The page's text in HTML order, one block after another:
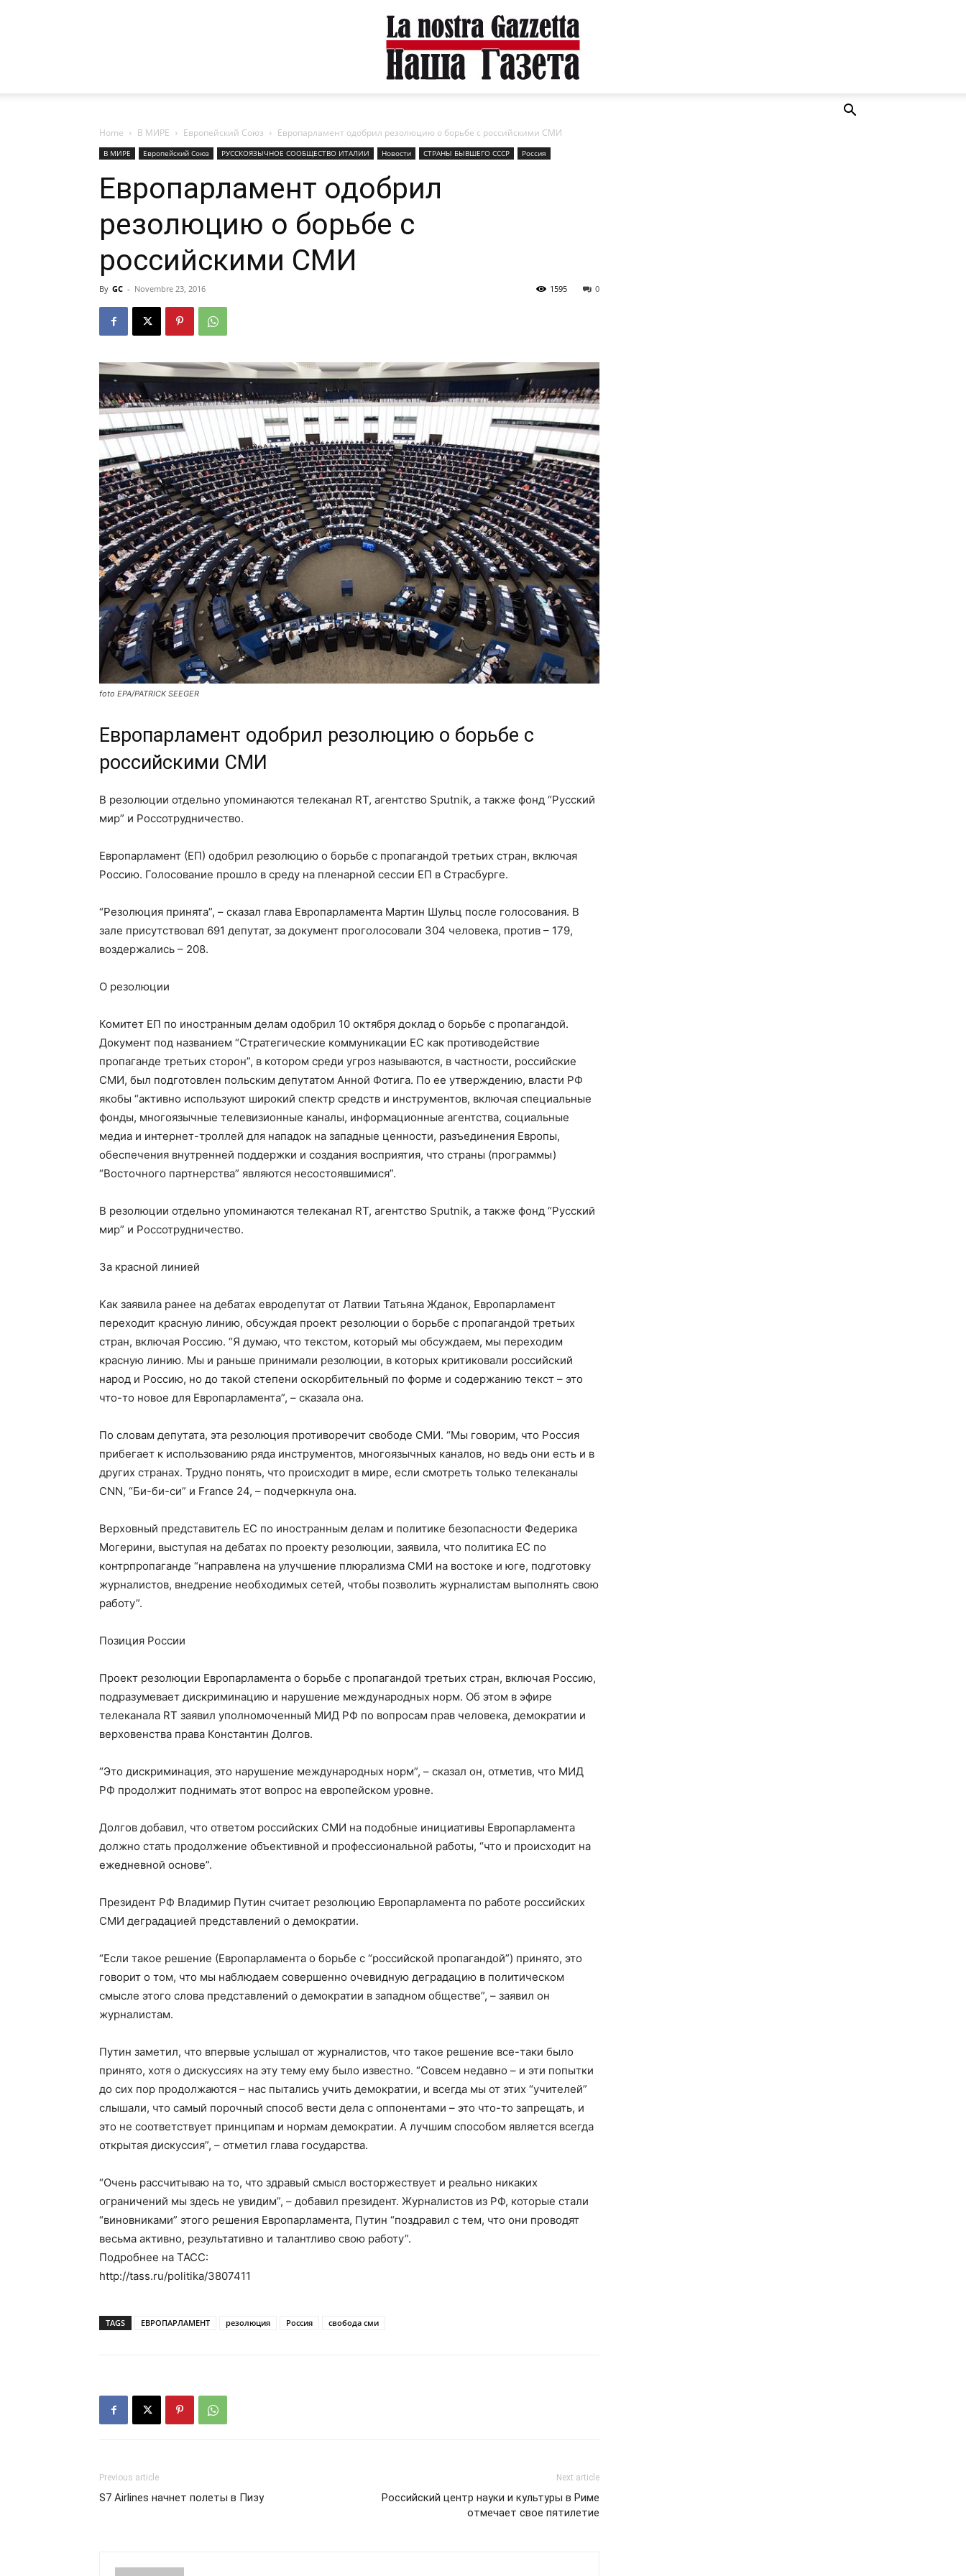
Home В МИРЕ Европейский Союз Европарламент одобрил резолюцию о борьбе с российскими СМИ
В МИРЕ Европейский Союз РУССКОЯЗЫЧНОЕ CООБЩЕСТВО ИТАЛИИ Новости СТРАНЫ БЫВШЕГО СССР Россия
Европарламент одобрил
резолюцию о борьбе с
российскими СМИ
By GC - Novembre 23, 2016 0
1595
foto EPA/PATRICK SEEGER
Европарламент одобрил резолюцию о борьбе с
российскими СМИ
В резолюции отдельно упоминаются телеканал RT, агентство Sputnik, а также фонд “Русский
мир” и Россотрудничество.
Европарламент (ЕП) одобрил резолюцию о борьбе с пропагандой третьих стран, включая
Россию. Голосование прошло в среду на пленарной сессии ЕП в Страсбурге.
“Резолюция принята”, – сказал глава Европарламента Мартин Шульц после голосования. В
зале присутствовал 691 депутат, за документ проголосовали 304 человека, против – 179,
воздержались – 208.
О резолюции
Комитет ЕП по иностранным делам одобрил 10 октября доклад о борьбе с пропагандой.
Документ под названием “Стратегические коммуникации ЕС как противодействие
пропаганде третьих сторон”, в котором среди угроз называются, в частности, российские
СМИ, был подготовлен польским депутатом Анной Фотига. По ее утверждению, власти РФ
якобы “активно используют широкий спектр средств и инструментов, включая специальные
фонды, многоязычные телевизионные каналы, информационные агентства, социальные
медиа и интернет-троллей для нападок на западные ценности, разъединения Европы,
обеспечения внутренней поддержки и создания восприятия, что страны (программы)
“Восточного партнерства” являются несостоявшимися”.
В резолюции отдельно упоминаются телеканал RT, агентство Sputnik, а также фонд “Русский
мир” и Россотрудничество.
За красной линией
Как заявила ранее на дебатах евродепутат от Латвии Татьяна Жданок, Европарламент
переходит красную линию, обсуждая проект резолюции о борьбе с пропагандой третьих
стран, включая Россию. “Я думаю, что текстом, который мы обсуждаем, мы переходим
красную линию. Мы и раньше принимали резолюции, в которых критиковали российский
народ и Россию, но до такой степени оскорбительный по форме и содержанию текст – это
что-то новое для Европарламента”, – сказала она.
По словам депутата, эта резолюция противоречит свободе СМИ. “Мы говорим, что Россия
прибегает к использованию ряда инструментов, многоязычных каналов, но ведь они есть и в
других странах. Трудно понять, что происходит в мире, если смотреть только телеканалы
CNN, “Би-би-си” и France 24, – подчеркнула она.
Верховный представитель ЕС по иностранным делам и политике безопасности Федерика
Могерини, выступая на дебатах по проекту резолюции, заявила, что политика ЕС по
контрпропаганде “направлена на улучшение плюрализма СМИ на востоке и юге, подготовку
журналистов, внедрение необходимых сетей, чтобы позволить журналистам выполнять свою
работу”.
Позиция России
Проект резолюции Европарламента о борьбе с пропагандой третьих стран, включая Россию,
подразумевает дискриминацию и нарушение международных норм. Об этом в эфире
телеканала RT заявил уполномоченный МИД РФ по вопросам прав человека, демократии и
верховенства права Константин Долгов.
“Это дискриминация, это нарушение международных норм”, – сказал он, отметив, что МИД
РФ продолжит поднимать этот вопрос на европейском уровне.
Долгов добавил, что ответом российских СМИ на подобные инициативы Европарламента
должно стать продолжение объективной и профессиональной работы, “что и происходит на
ежедневной основе”.
Президент РФ Владимир Путин считает резолюцию Европарламента по работе российских
СМИ деградацией представлений о демократии.
“Если такое решение (Европарламента о борьбе с “российской пропагандой”) принято, это
говорит о том, что мы наблюдаем совершенно очевидную деградацию в политическом
смысле этого слова представлений о демократии в западном обществе”, – заявил он
журналистам.
Путин заметил, что впервые услышал от журналистов, что такое решение все-таки было
принято, хотя о дискуссиях на эту тему ему было известно. “Совсем недавно – и эти попытки
до сих пор продолжаются – нас пытались учить демократии, и всегда мы от этих “учителей”
слышали, что самый порочный способ вести дела с оппонентами – это что-то запрещать, и
это не соответствует принципам и нормам демократии. А лучшим способом является всегда
открытая дискуссия”, – отметил глава государства.
“Очень рассчитываю на то, что здравый смысл восторжествует и реально никаких
ограничений мы здесь не увидим”, – добавил президент. Журналистов из РФ, которые стали
“виновниками” этого решения Европарламента, Путин “поздравил с тем, что они проводят
весьма активно, результативно и талантливо свою работу”.
Подробнее на ТАСС:
http://tass.ru/politika/3807411
TAGS ЕВРОПАРЛАМЕНТ резолюция Россия свобода сми
Previous article
S7 Airlines начнет полеты в Пизу
Next article
Российский центр науки и культуры в Риме
отмечает свое пятилетие